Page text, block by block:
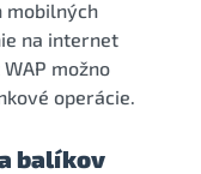
mobilných
na internet
možno
operácie.
balíkov